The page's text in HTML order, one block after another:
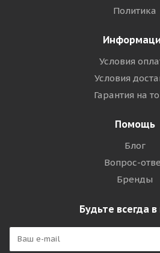
Политика
Условия
Условия
Гарантия на
Помощь
Блог
Вопрос-
Бренды
Будьте всегда в